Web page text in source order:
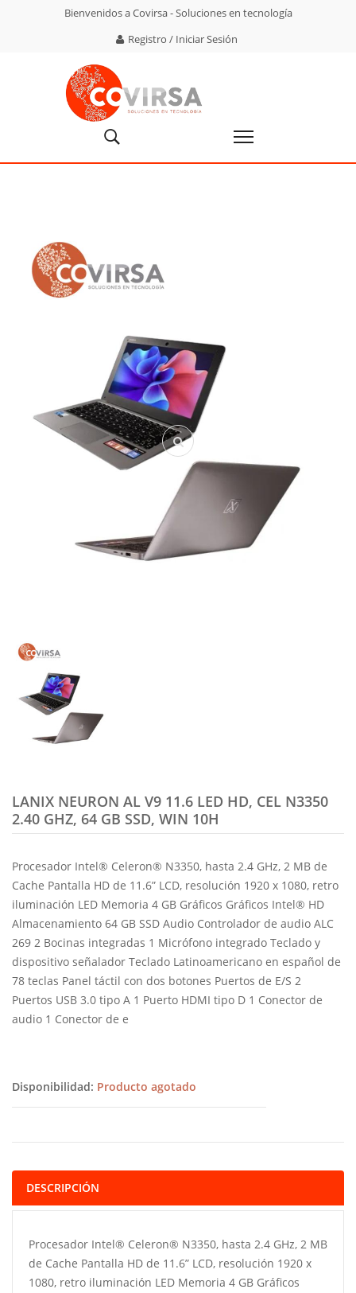
Bienvenidos a Covirsa - Soluciones en tecnología
Registro / Iniciar Sesión
LANIX NEURON AL V9 11.6 LED HD, CEL N3350
2.40 GHZ, 64 GB SSD, WIN 10H
Procesador Intel® Celeron® N3350, hasta 2.4 GHz, 2 MB de
Cache Pantalla HD de 11.6” LCD, resolución 1920 x 1080, retro
iluminación LED Memoria 4 GB Gráficos Gráficos Intel® HD
Almacenamiento 64 GB SSD Audio Controlador de audio ALC
269 2 Bocinas integradas 1 Micrófono integrado Teclado y
dispositivo señalador Teclado Latinoamericano en español de
78 teclas Panel táctil con dos botones Puertos de E/S 2
Puertos USB 3.0 tipo A 1 Puerto HDMI tipo D 1 Conector de
audio 1 Conector de e
Disponibilidad: Producto agotado
DESCRIPCIÓN
Procesador Intel® Celeron® N3350, hasta 2.4 GHz, 2 MB
de Cache Pantalla HD de 11.6” LCD, resolución 1920 x
1080, retro iluminación LED Memoria 4 GB Gráficos